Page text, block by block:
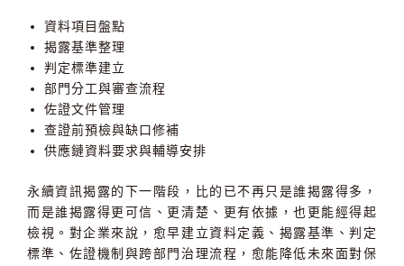
資料項目盤點
揭露基準整理
判定標準建立
部門分工與審查流程
佐證文件管理
查證前預檢與缺口修補
供應鏈資料要求與輔導安排
永續資訊揭露的下一階段，比的已不再只是誰揭露得多，
而是誰揭露得更可信、更清楚、更有依據，也更能經得起
檢視。對企業來說，愈早建立資料定義、揭露基準、判定
標準、佐證機制與跨部門治理流程，愈能降低未來面對保